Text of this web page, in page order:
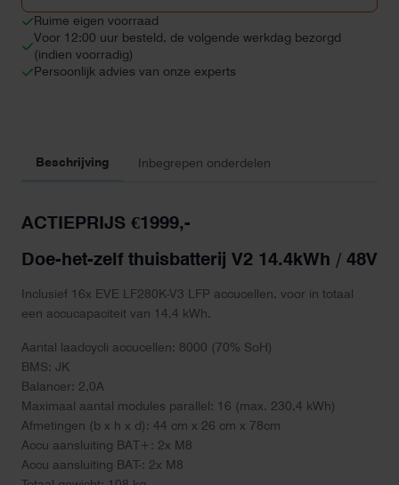
Ruime eigen voorraad
Voor 12:00 uur besteld, de volgende werkdag bezorgd
(indien voorradig)
Persoonlijk advies van onze experts
Beschrijving Inbegrepen onderdelen
ACTIEPRIJS €1999,-
Doe-het-zelf thuisbatterij V2 14.4kWh / 48V
Inclusief 16x EVE LF280K-V3 LFP accucellen, voor in totaal
een accucapaciteit van 14,4 kWh.
Aantal laadcycli accucellen: 8000 (70% SoH)
BMS: JK
Balancer: 2,0A
Maximaal aantal modules parallel: 16 (max. 230,4 kWh)
Afmetingen (b x h x d): 44 cm x 26 cm x 78cm
Accu aansluiting BAT+: 2x M8
Accu aansluiting BAT-: 2x M8